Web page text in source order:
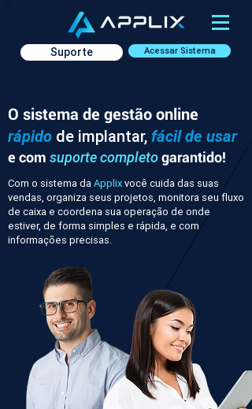
Acessar Sistema
Suporte
O sistema de gestão online
rápido de implantar, fácil de usar
e com suporte completogarantido!
Com o sistema daApplixvocê cuida das suas
vendas, organiza seus projetos, monitora seu fluxo
de caixa e coordena sua operação de onde
estiver, de forma simples e rápida, e com
informações precisas.